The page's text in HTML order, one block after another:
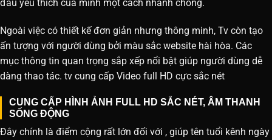
đấu yêu thích của mình một cách nhanh chóng.
Ngoài việc có thiết kế đơn giản nhưng thông minh, Tv còn tạo
ấn tượng với người dùng bởi màu sắc website hài hòa. Các
mục thông tin quan trọng sắp xếp nổi bật giúp người dùng dễ
dàng thao tác. tv cung cấp Video full HD cực sắc nét
CUNG CẤP HÌNH ẢNH FULL HD SẮC NÉT, ÂM THANH
SỐNG ĐỘNG
Đây chính là điểm cộng rất lớn đối với , giúp tên tuổi kênh ngày